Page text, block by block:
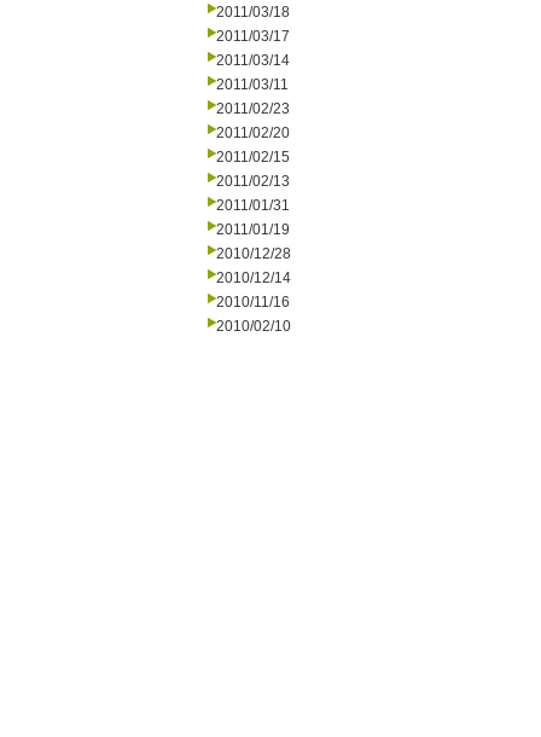
2011/03/18
2011/03/17
2011/03/14
2011/03/11
2011/02/23
2011/02/20
2011/02/15
2011/02/13
2011/01/31
2011/01/19
2010/12/28
2010/12/14
2010/11/16
2010/02/10